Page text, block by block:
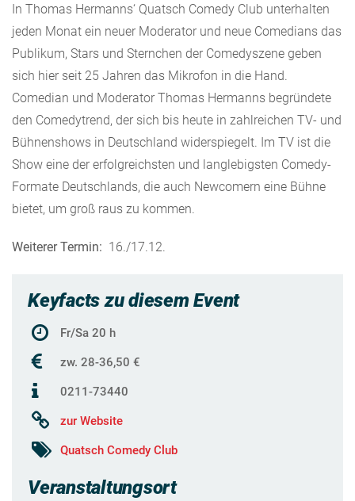
In Thomas Hermanns‘ Quatsch Comedy Club unterhalten
jeden Monat ein neuer Moderator und neue Comedians das
Publikum, Stars und Sternchen der Comedyszene geben
sich hier seit 25 Jahren das Mikrofon in die Hand.
Comedian und Moderator Thomas Hermanns begründete
den Comedytrend, der sich bis heute in zahlreichen TV- und
Bühnenshows in Deutschland widerspiegelt. Im TV ist die
Show eine der erfolgreichsten und langlebigsten Comedy-
Formate Deutschlands, die auch Newcomern eine Bühne
bietet, um groß raus zu kommen.
Weiterer Termin: 16./17.12.
Keyfacts zu diesem Event
Fr/Sa 20 h
zw. 28-36,50 €
0211-73440
zur Website
Quatsch Comedy Club
Veranstaltungsort